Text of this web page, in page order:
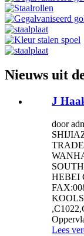
Nieuws uit
J
door
HEBEI
Lees